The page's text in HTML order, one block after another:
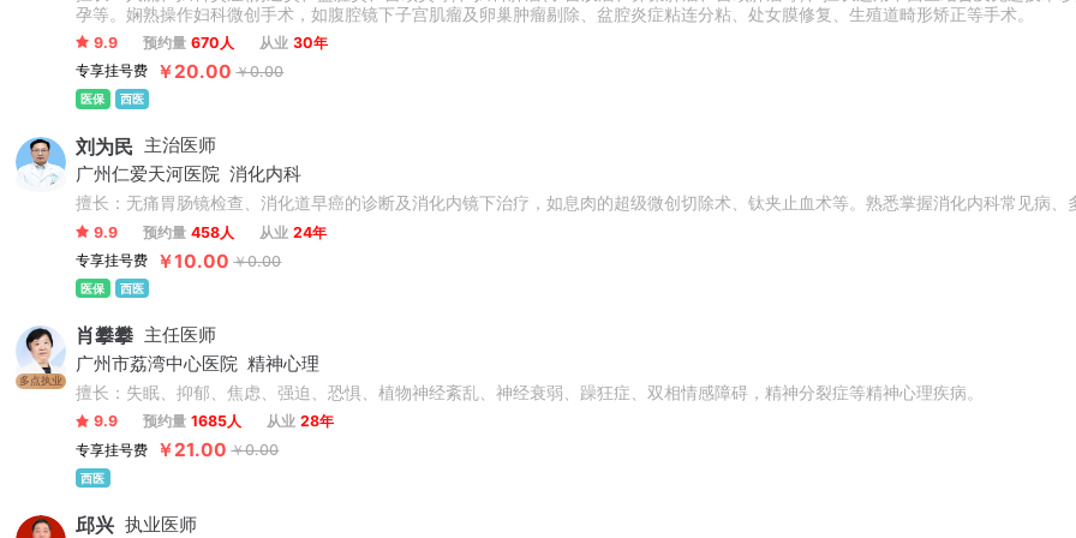
孕等。娴熟操作妇科微创手术，如腹腔镜下子宫肌瘤及卵巢肿瘤剔除、盆腔炎症粘连分粘、处女膜修复、生殖道畸形矫正等手术。
9.9 预约量 670人 从业 30年
专享挂号费
￥20.00 ￥0.00
医保 西医
刘为民 主治医师
广州仁爱天河医院 消化内科
擅长：无痛胃肠镜检查、消化道早癌的诊断及消化内镜下治疗，如息肉的超级微创切除术、钛夹止血术等。熟悉掌握消化内科常见病、
9.9 预约量 458人 从业 24年
专享挂号费
￥10.00 ￥0.00
医保 西医
多点执业
肖攀攀 主任医师
广州市荔湾中心医院 精神心理
擅长：失眠、抑郁、焦虑、强迫、恐惧、植物神经紊乱、神经衰弱、躁狂症、双相情感障碍，精神分裂症等精神心理疾病。
9.9 预约量 1685人 从业 28年
专享挂号费
￥21.00 ￥0.00
西医
邱兴 执业医师